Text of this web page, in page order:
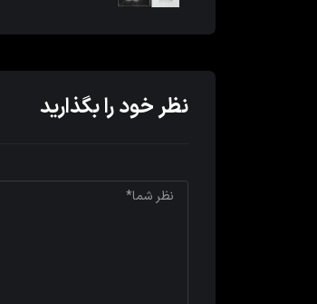
نظر خود را بگذارید